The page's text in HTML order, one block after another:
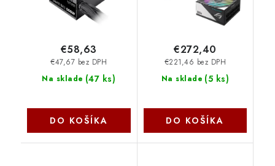
Na sklade (47 ks)
€47,67 bez DPH
€58,63
DO KOŠÍKA
Na sklade (5 ks)
€221,46 bez DPH
€272,40
DO KOŠÍKA